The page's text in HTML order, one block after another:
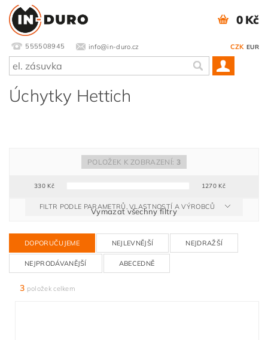
555508945 info@in-duro.cz CZK EUR
0 Kč
Úchytky Hettich
330Kč 1270 Kč
POLOŽEK K ZOBRAZENÍ: 3
FILTR PODLE PARAMETRŮ, VLASTNOSTÍ A VÝROBCŮ
Vymazat všechny filtry
DOPORUČUJEME NEJLEVNĚJŠÍ NEJDRAŽŠÍ
NEJPRODÁVANĚJŠÍ ABECEDNĚ
3 položek celkem